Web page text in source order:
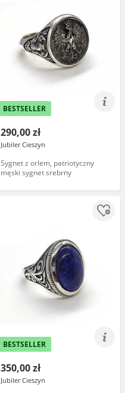
BESTSELLER
290,00 zł
Jubiler Cieszyn
Sygnet z orlem, patriotyczny
męski sygnet srebrny
BESTSELLER
350,00 zł
Jubiler Cieszyn